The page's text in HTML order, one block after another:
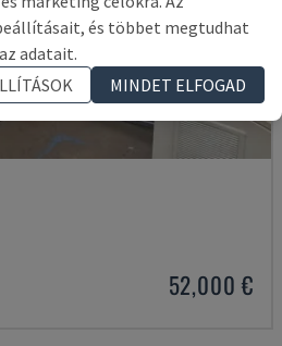
52,000 €
és többet megtudhat
adatait.
MINDET ELFOGAD